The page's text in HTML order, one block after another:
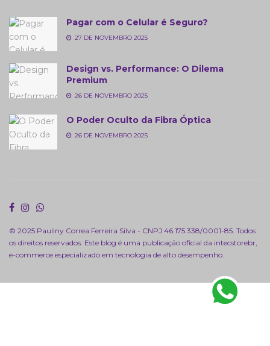
Pagar com o Celular é Seguro?
27 DE NOVEMBRO 2025
Design vs. Performance: O Dilema
Premium
26 DE NOVEMBRO 2025
O Poder Oculto da Fibra Óptica
26 DE NOVEMBRO 2025
© 2025 Pauliny Correa Ferreira Silva - CNPJ 46.175.338/0001-85. Todos
os direitos reservados. Este blog é uma publicação oficial da intecstorebr,
e-commerce especializado em tecnologia de alto desempenho.